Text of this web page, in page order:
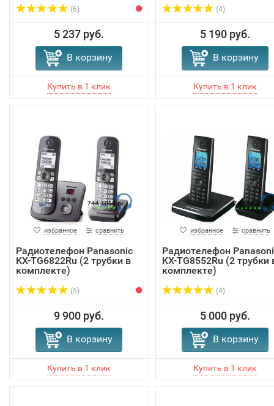
(6)
5 237 руб.
В корзину
(4)
5 190 руб.
В корзину
избранное сравнить
Радиотелефон Panasonic
KX-TG6822Ru (2 трубки в
комплекте)
(5)
9 900 руб.
В корзину
избранное сравнить
Радиотелефон
KX-TG8552Ru (2 трубки
комплекте)
(4)
5 000 руб.
В корзину